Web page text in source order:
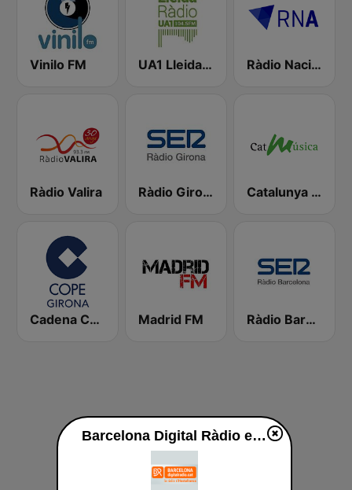
Vinilo FM UA1 Lleida 104.5 FM Ràdio Nacional d'Andorra
Ràdio Valira Ràdio Girona SER Catalunya Música
Cadena COPE Girona Madrid FM Ràdio Barcelona SER
Barcelona Digital Ràdio en vivo